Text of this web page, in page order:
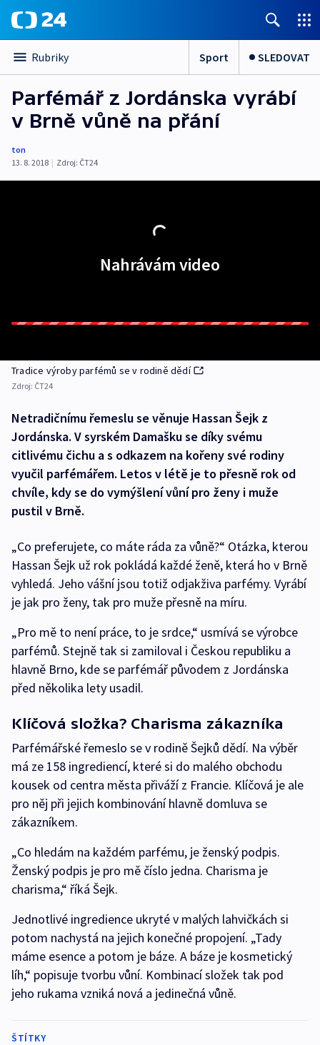
Rubriky Sport SLEDOVAT
Parfémář z Jordánska vyrábí
v Brně vůně na přání
ton
13. 8. 2018 | Zdroj: ČT24
Nahrávám video
Tradice výroby parfémů se v rodině dědí
Zdroj: ČT24
Netradičnímu řemeslu se věnuje Hassan Šejk z
Jordánska. V syrském Damašku se díky svému
citlivému čichu a s odkazem na kořeny své rodiny
vyučil parfémářem. Letos v létě je to přesně rok od
chvíle, kdy se do vymýšlení vůní pro ženy i muže
pustil v Brně.
„Co preferujete, co máte ráda za vůně?“ Otázka, kterou
Hassan Šejk už rok pokládá každé ženě, která ho v Brně
vyhledá. Jeho vášní jsou totiž odjakživa parfémy. Vyrábí
je jak pro ženy, tak pro muže přesně na míru.
„Pro mě to není práce, to je srdce,“ usmívá se výrobce
parfémů. Stejně tak si zamiloval i Českou republiku a
hlavně Brno, kde se parfémář původem z Jordánska
před několika lety usadil.
Klíčová složka? Charisma zákazníka
Parfémářské řemeslo se v rodině Šejků dědí. Na výběr
má ze 158 ingrediencí, které si do malého obchodu
kousek od centra města přiváží z Francie. Klíčová je ale
pro něj při jejich kombinování hlavně domluva se
zákazníkem.
„Co hledám na každém parfému, je ženský podpis.
Ženský podpis je pro mě číslo jedna. Charisma je
charisma,“ říká Šejk.
Jednotlivé ingredience ukryté v malých lahvičkách si
potom nachystá na jejich konečné propojení. „Tady
máme esence a potom je báze. A báze je kosmetický
líh,“ popisuje tvorbu vůní. Kombinací složek tak pod
jeho rukama vzniká nová a jedinečná vůně.
ŠTÍTKY